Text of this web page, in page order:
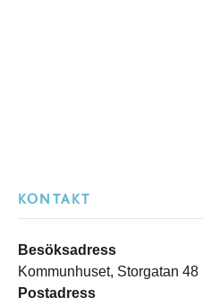
KONTAKT
Besöksadress
Kommunhuset, Storgatan 48
Postadress